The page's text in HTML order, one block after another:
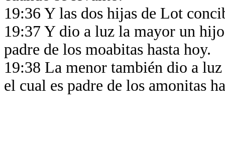
19:36 Y las dos hijas de Lot
19:37 Y dio a luz la mayor un
padre de los moabitas hasta hoy.
19:38 La menor también dio a
el cual es padre de los amonitas